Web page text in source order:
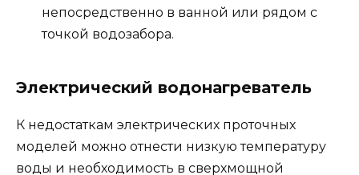
непосредственно в ванной или рядом с
точкой водозабора.
Электрический водонагреватель
К недостаткам электрических проточных
моделей можно отнести низкую температуру
воды и необходимость в сверхмощной